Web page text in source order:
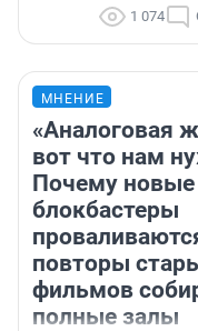
1 074
МНЕНИЕ
«Аналоговая
вот что нам
Почему новые
блокбастеры
повторы
фильмов
полные залы